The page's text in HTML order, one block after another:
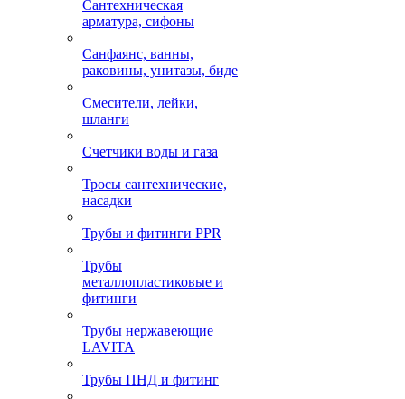
Сантехническая
арматура, сифоны
Санфаянс, ванны,
раковины, унитазы, биде
Смесители, лейки,
шланги
Счетчики воды и газа
Тросы сантехнические,
насадки
Трубы и фитинги PPR
Трубы
металлопластиковые и
фитинги
Трубы нержавеющие
LAVITA
Трубы ПНД и фитинг